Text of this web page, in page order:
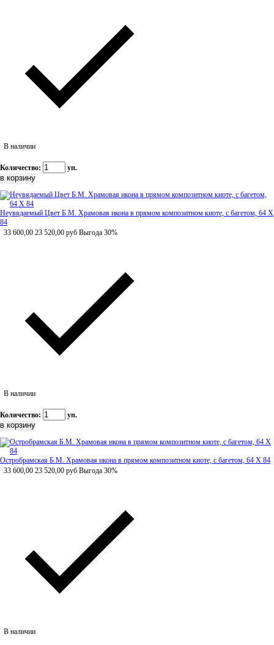
В наличии
Количество: уп.
Неувядаемый Цвет Б.М. Храмовая икона в прямом композитном киоте, с багетом, 64 Х
84
33 600,00 23 520,00 руб Выгода 30%
В наличии
Количество: уп.
Остробрамская Б.М. Храмовая икона в прямом композитном киоте, с багетом, 64 Х 84
33 600,00 23 520,00 руб Выгода 30%
В наличии